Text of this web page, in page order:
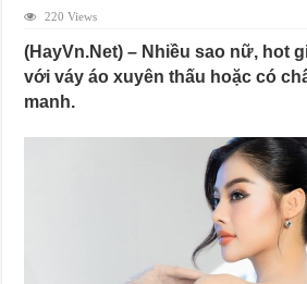
220 Views
(HayVn.Net) – Nhiều sao nữ, hot
với váy áo xuyên thấu hoặc có
manh.